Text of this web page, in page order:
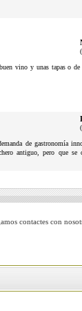
vino y unas tapas o
de gastronomía
antiguo, pero que
contactes con